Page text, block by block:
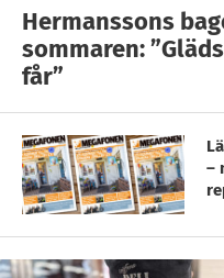
Hermanssons
sommaren:
får”
–